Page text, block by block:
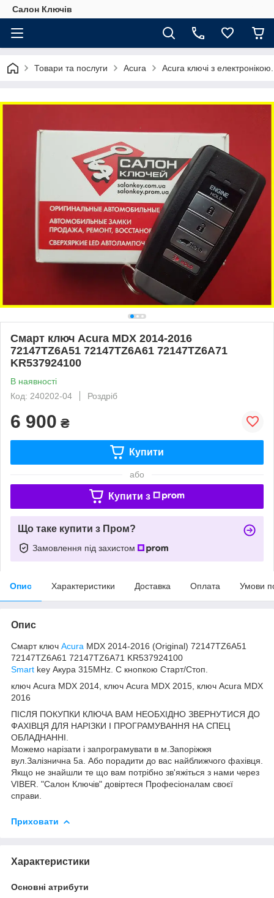
Салон Ключів
Товари та послуги Acura Acura ключі з електронікою.
Смарт ключ Acura MDX 2014-2016
72147TZ6A51 72147TZ6A61 72147TZ6A71
KR537924100
В наявності
Код: 240202-04
Роздріб
6 900 ₴
Купити
або
Купити з
Що таке купити з Пром?
Замовлення під захистом
Опис Характеристики Доставка Оплата Умови
Опис
Смарт ключ Acura MDX 2014-2016 (Original) 72147TZ6A51
72147TZ6A61 72147TZ6A71 KR537924100
Smart key Акура 315MHz. C кнопкою Старт/Стоп.
ключ Acura MDX 2014, ключ Acura MDX 2015, ключ Acura MDX
2016
ПІСЛЯ ПОКУПКИ КЛЮЧА ВАМ НЕОБХІДНО ЗВЕРНУТИСЯ ДО
ФАХІВЦЯ ДЛЯ НАРІЗКИ І ПРОГРАМУВАННЯ НА СПЕЦ
ОБЛАДНАННІ.
Можемо нарізати і запрограмувати в м.Запоріжжя
вул.Залізнична 5а. Або порадити до вас найближчого фахівця.
Якщо не знайшли те що вам потрібно зв'яжіться з нами через
VIBER. "Салон Ключів" довіртеся Професіоналам своєї
справи.
Приховати
Характеристики
Основні атрибути